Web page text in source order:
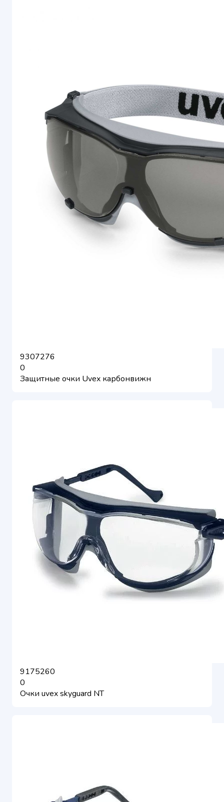
9307276
0
Защитные очки Uvex карбонвижн
9175260
0
Очки uvex skyguard NT